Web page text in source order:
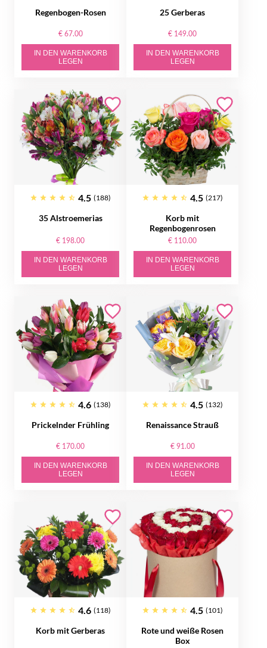
Regenbogen-Rosen
€ 67.00
IN DEN WARENKORB
LEGEN
25 Gerberas
€ 149.00
IN DEN WARENKORB
LEGEN
4.5 (188)
35 Alstroemerias
€ 198.00
IN DEN WARENKORB
LEGEN
4.5 (217)
Korb mit
Regenbogenrosen
€ 110.00
IN DEN WARENKORB
LEGEN
4.6 (138)
Prickelnder Frühling
€ 170.00
IN DEN WARENKORB
LEGEN
4.5 (132)
Renaissance Strauß
€ 91.00
IN DEN WARENKORB
LEGEN
4.6 (118)
Korb mit Gerberas
4.5 (101)
Rote und weiße Rosen
Box